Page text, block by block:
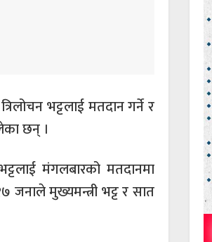
भट्टलाई मतदान गर्ने र
छन् ।
मंगलबारको मतदानमा
जनाले मुख्यमन्त्री भट्ट र सात